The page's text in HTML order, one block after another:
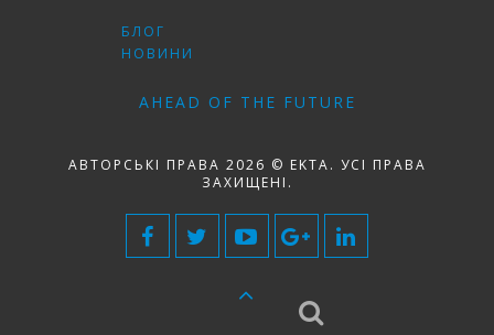
БЛОГ
НОВИНИ
AHEAD OF THE FUTURE
АВТОРСЬКІ ПРАВА 2026 © EKTA. УСІ ПРАВА
ЗАХИЩЕНІ.